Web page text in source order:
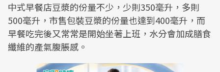
中式早餐店豆漿的份量不少，少則350毫升，多則
500毫升，市售包裝豆漿的份量也達到400毫升，而
早餐吃完後又常常是開始坐著上班，水分會加成膳食
纖維的產氣腹脹感。